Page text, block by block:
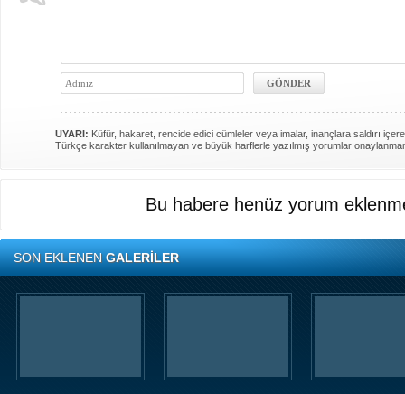
UYARI: Küfür, hakaret, rencide edici cümleler veya imalar, inançlara saldırı
Türkçe karakter kullanılmayan ve büyük harflerle yazılmış yorumlar
Bu habere henüz yorum
SON EKLENENGALERİLER